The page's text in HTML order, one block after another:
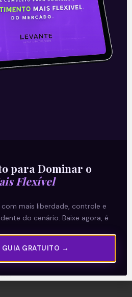
para Dominar o
Flexível
mais liberdade, controle e
do cenário. Baixe agora, é
GUIA GRATUITO →